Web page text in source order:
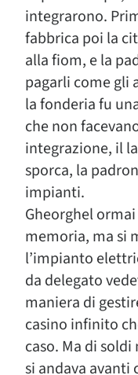
integrarono.
fabbrica poi la
alla fiom, e la
pagarli come gli
la fonderia fu
che non
integrazione, il
sporca, la
impianti.
Gheorghel
memoria, ma si
l’impianto
da delegato
maniera di
casino infinito
caso. Ma di
si andava avanti